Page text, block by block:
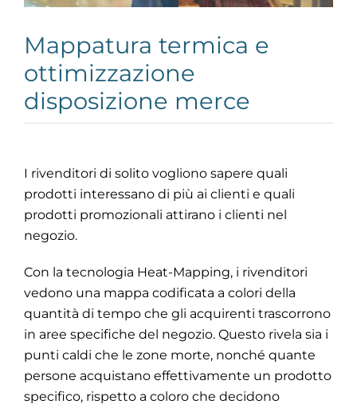
Mappatura termica e
ottimizzazione
disposizione merce
I rivenditori di solito vogliono sapere quali
prodotti interessano di più ai clienti e quali
prodotti promozionali attirano i clienti nel
negozio.
Con la tecnologia Heat-Mapping, i rivenditori
vedono una mappa codificata a colori della
quantità di tempo che gli acquirenti trascorrono
in aree specifiche del negozio. Questo rivela sia i
punti caldi che le zone morte, nonché quante
persone acquistano effettivamente un prodotto
specifico, rispetto a coloro che decidono